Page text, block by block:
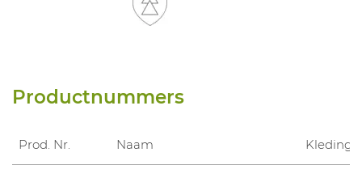
Productnummers
Prod. Nr. Naam